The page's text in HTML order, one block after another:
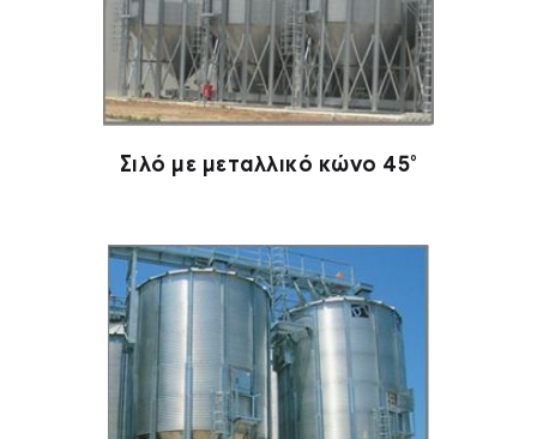
Σιλό με μεταλλικό κώνο 45°